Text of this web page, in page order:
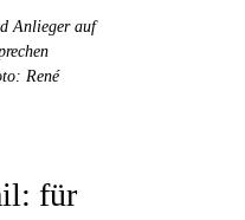
Anlieger auf
René
für